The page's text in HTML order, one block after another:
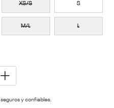
XS/S S
M/L L
seguros y confiables.